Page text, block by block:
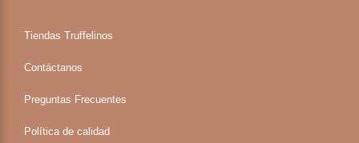
Tiendas Truffelinos
Contáctanos
Preguntas Frecuentes
Política de calidad